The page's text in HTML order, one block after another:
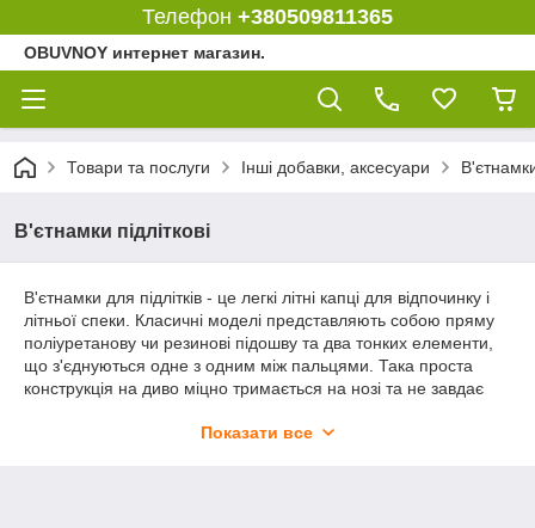
Телефон +380509811365
OBUVNOY интернет магазин.
Товари та послуги Інші добавки, аксесуари В'єтнамки
В'єтнамки підліткові
В'єтнамки для підлітків - це легкі літні капці для відпочинку і
літньої спеки. Класичні моделі представляють собою пряму
поліуретанову чи резинові підошву та два тонких елементи,
що з'єднуються одне з одним між пальцями. Така проста
конструкція на диво міцно тримається на нозі та не завдає
надзвичайно практичним вибором для пляжу, бо не
Показати все